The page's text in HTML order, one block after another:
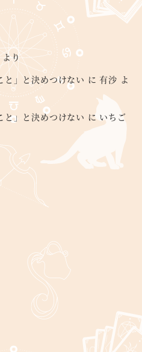
より
と」と決めつけない に有沙 よ
と」と決めつけない にいちご